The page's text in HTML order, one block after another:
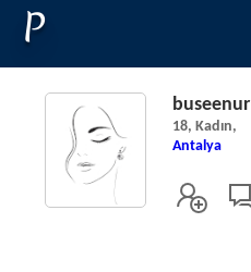
P
buseenur
18, Kadın,
Antalya